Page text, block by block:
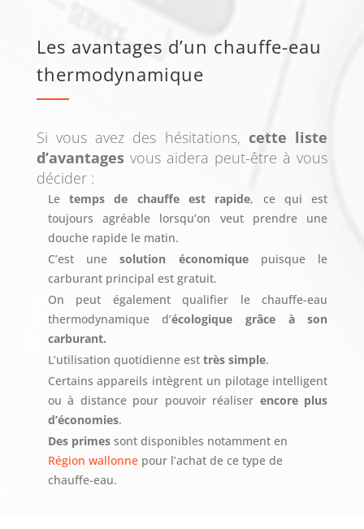
Les avantages d’un chauffe-eau
thermodynamique
Si vous avez des hésitations, cette liste
d’avantagesvous aidera peut-être à vous
décider :
Letemps de chauffe est rapide, ce qui est
toujours agréable lorsqu’on veut prendre une
douche rapide le matin.
C’est unesolution économiquepuisque le
carburant principal est gratuit.
On peut également qualifier le chauffe-eau
thermodynamique d’écologique grâce à son
carburant.
L’utilisation quotidienne est très simple.
Certains appareils intègrent un pilotage intelligent
ou à distance pour pouvoir réaliser encore plus
d’économies.
Des primessont disponibles notamment en
Région wallonnepour l’achat de ce type de
chauffe-eau.